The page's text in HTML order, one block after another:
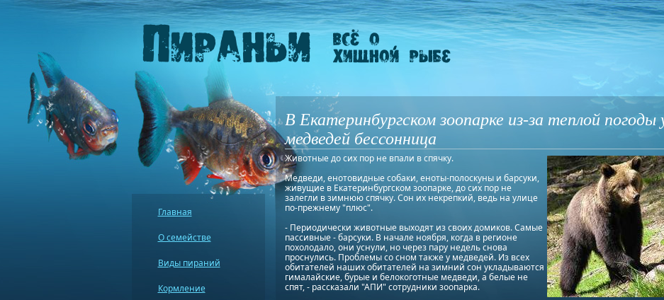
В Екатеринбургском зоопарке из-за теплой погоды
медведей бессонница
Животные до сих пор не впали в спячку.
Медведи, енотовидные собаки, еноты-полоскуны и барсуки,
живущие в Екатеринбургском зоопарке, до сих пор не
залегли в зимнюю спячку. Сон их некрепкий, ведь на улице
по-прежнему "плюс".
- Периодически животные выходят из своих домиков. Самые
пассивные - барсуки. В начале ноября, когда в регионе
похолодало, они уснули, но через пару недель снова
проснулись. Проблемы со сном также у медведей. Из всех
обитателей наших обитателей на зимний сон укладываются
гималайские, бурые и белокоготные медведи, а белые не
спят, - рассказали "АПИ" сотрудники зоопарка.
Главная
О семействе
Виды пираний
Кормление